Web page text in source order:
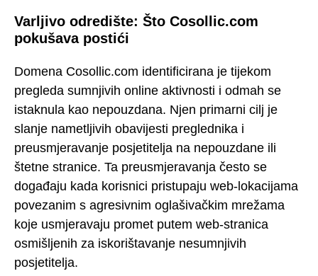
Varljivo odredište: Što Cosollic.com
pokušava postići
Domena Cosollic.com identificirana je tijekom
pregleda sumnjivih online aktivnosti i odmah se
istaknula kao nepouzdana. Njen primarni cilj je
slanje nametljivih obavijesti preglednika i
preusmjeravanje posjetitelja na nepouzdane ili
štetne stranice. Ta preusmjeravanja često se
događaju kada korisnici pristupaju web-lokacijama
povezanim s agresivnim oglašivačkim mrežama
koje usmjeravaju promet putem web-stranica
osmišljenih za iskorištavanje nesumnjivih
posjetitelja.